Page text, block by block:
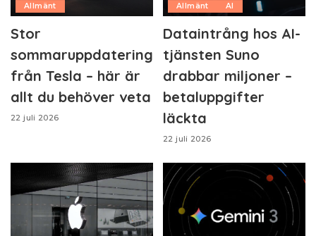
Allmänt
Stor
sommaruppdatering
från Tesla – här är
allt du behöver veta
22 juli 2026
Allmänt AI
Dataintrång hos AI-
tjänsten Suno
drabbar miljoner –
betaluppgifter
läckta
22 juli 2026